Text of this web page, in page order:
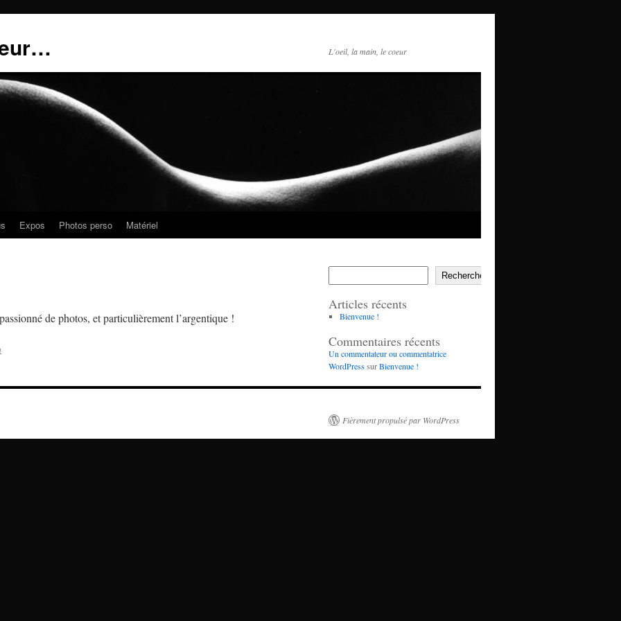
L'oeil, la main, le coeur
Expos Photos perso Matériel
de photos, et particulièrement l’argentique !
Rechercher
Articles récents
Bienvenue !
Commentaires récents
Un commentateur ou commentatrice
WordPresssurBienvenue !
Fièrement propulsé par WordPress